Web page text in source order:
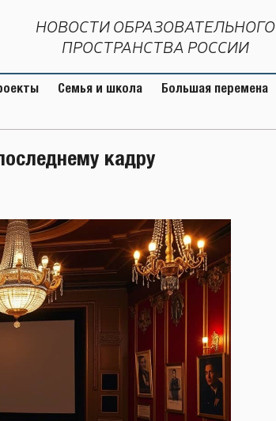
НОВОСТИ ОБРАЗОВАТЕЛЬНОГО
ПРОСТРАНСТВА РОССИИ
Семья и школа Большая перемена
кадру